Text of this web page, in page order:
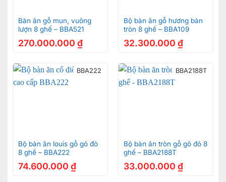
Ghế ăn gỗ gõ đỏ bọc da cẩn veneer phong cách hoàng
gia – GA503
Bàn ăn gỗ mun, vuông
lượn 8 ghế – BBA521
270.000.000 ₫
Bộ bàn ăn gỗ hương bàn
tròn 8 ghế – BBA109
32.300.000 ₫
BBA222
Bộ bàn ăn louis gỗ gõ đỏ
8 ghế – BBA222
74.600.000 ₫
BBA2188T
Bộ bàn ăn tròn gỗ gõ đỏ 8
ghế – BBA2188T
33.000.000 ₫